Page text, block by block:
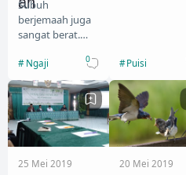
Subuh
berjemaah juga
sangat berat.
subuh memang
waktu enak-
enaknya berada
dalam selimut.…
Ngaji 0
mendara…
Puisi
25 Mei 2019 20 Mei 2019